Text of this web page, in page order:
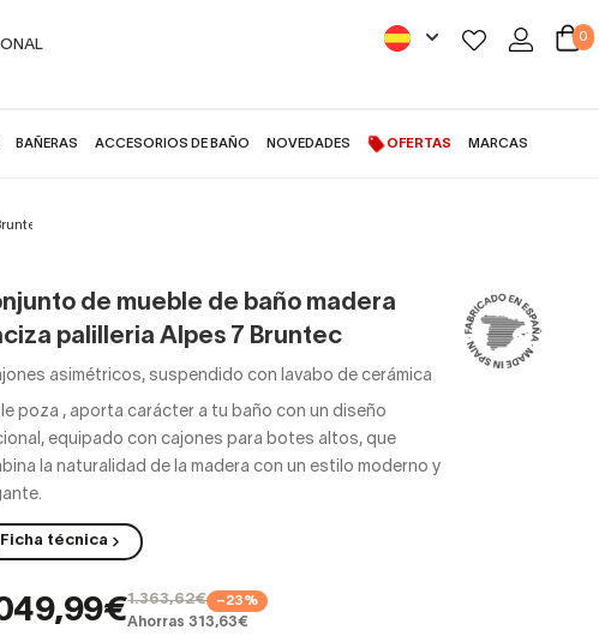
0
BAÑERAS ACCESORIOS DE BAÑO NOVEDADES OFERTAS MARCAS
de mueble de baño madera
palilleria Alpes 7 Bruntec
asimétricos, suspendido con lavabo de cerámica
poza , aporta carácter a tu baño con un diseño
equipado con cajones para botes altos, que
la naturalidad de la madera con un estilo moderno y
Ficha técnica
1.363,62€ −23%
Ahorras 313,63€